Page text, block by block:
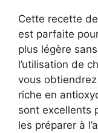
Cette recette
est parfaite
plus légère
l’utilisation de
vous
riche en
sont excellents
les préparer à